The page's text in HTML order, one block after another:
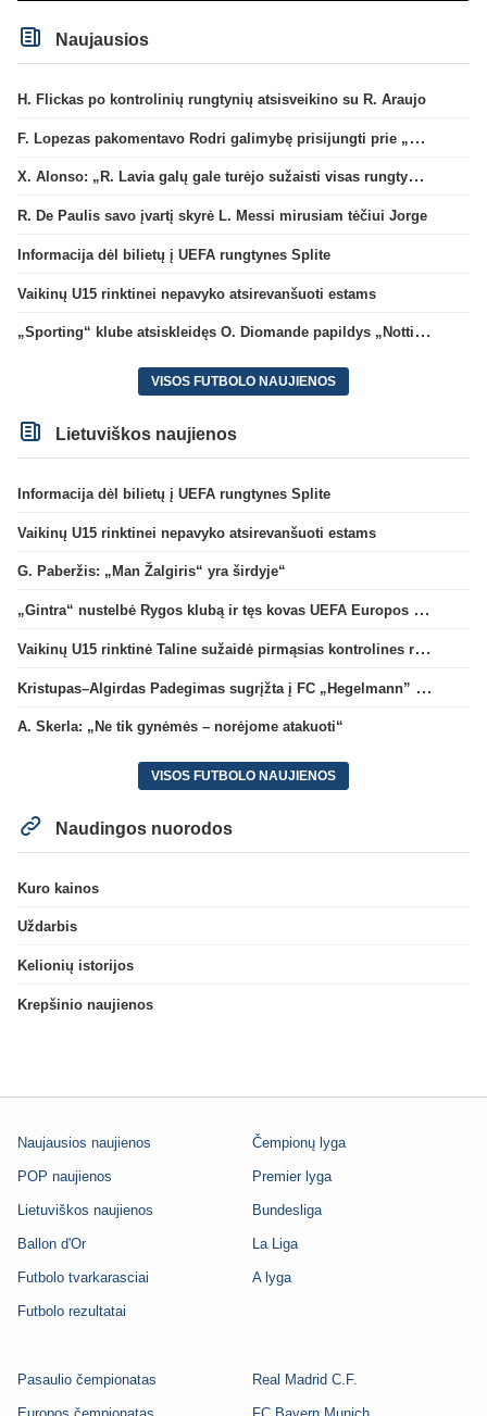
Naujausios
H. Flickas po kontrolinių rungtynių atsisveikino su R. Araujo
F. Lopezas pakomentavo Rodri galimybę prisijungti prie „Barcelona“ ekipos
X. Alonso: „R. Lavia galų gale turėjo sužaisti visas rungtynes“
R. De Paulis savo įvartį skyrė L. Messi mirusiam tėčiui Jorge
Informacija dėl bilietų į UEFA rungtynes Splite
Vaikinų U15 rinktinei nepavyko atsirevanšuoti estams
„Sporting“ klube atsiskleidęs O. Diomande papildys „Nottingham“ gretas
VISOS FUTBOLO NAUJIENOS
Lietuviškos naujienos
Informacija dėl bilietų į UEFA rungtynes Splite
Vaikinų U15 rinktinei nepavyko atsirevanšuoti estams
G. Paberžis: „Man Žalgiris“ yra širdyje“
„Gintra“ nustelbė Rygos klubą ir tęs kovas UEFA Europos taurės atrankoje
Vaikinų U15 rinktinė Taline sužaidė pirmąsias kontrolines rungtynes
Kristupas–Algirdas Padegimas sugrįžta į FC „Hegelmann” B sudėtį
A. Skerla: „Ne tik gynėmės – norėjome atakuoti“
VISOS FUTBOLO NAUJIENOS
Naudingos nuorodos
Kuro kainos
Uždarbis
Kelionių istorijos
Krepšinio naujienos
Naujausios naujienos
POP naujienos
Lietuviškos naujienos
Ballon d'Or
Futbolo tvarkarasciai
Futbolo rezultatai
Čempionų lyga
Premier lyga
Bundesliga
La Liga
A lyga
Pasaulio čempionatas Real Madrid C.F.